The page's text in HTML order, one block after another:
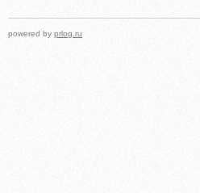
powered by prlog.ru